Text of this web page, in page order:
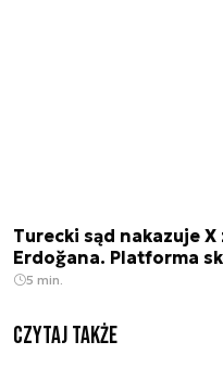
Turecki sąd nakazuje
Erdoğana. Platforma
5 min.
Czytaj także